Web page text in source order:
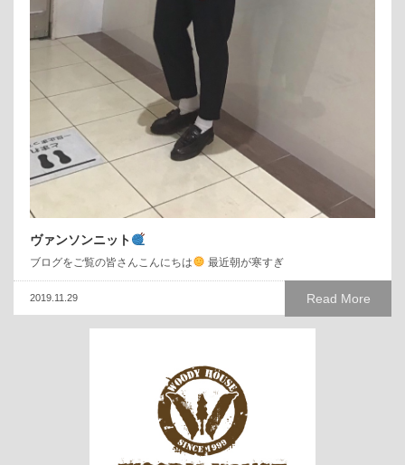
ヴァンソンニット
ブログをご覧の皆さんこんにちは 最近朝が寒すぎ
Read More
2019.11.29